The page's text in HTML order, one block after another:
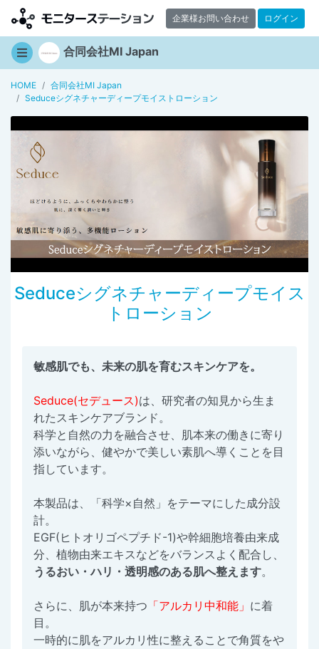
企業様お問い合わせ ログイン
合同会社MI Japan
HOME
合同会社MI Japan
Seduceシグネチャーディープモイストローション
Seduceシグネチャーディープモイス
トローション
敏感肌でも、未来の肌を育むスキンケアを。
Seduce(セデュース)は、研究者の知見から生ま
れたスキンケアブランド。
科学と自然の力を融合させ、肌本来の働きに寄り
添いながら、健やかで美しい素肌へ導くことを目
指しています。
本製品は、「科学×自然」をテーマにした成分設
計。
EGF(ヒトオリゴペプチド-1)や幹細胞培養由来成
分、植物由来エキスなどをバランスよく配合し、
うるおい・ハリ・透明感のある肌へ整えます。
さらに、肌が本来持つ 「アルカリ中和能」 に着
目。
一時的に肌をアルカリ性に整えることで角質をや